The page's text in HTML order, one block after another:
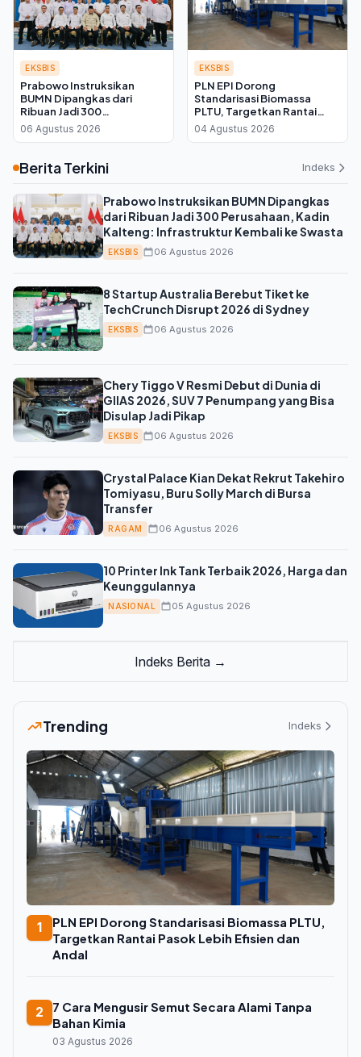
EKSBIS
Prabowo Instruksikan
BUMN Dipangkas dari
Ribuan Jadi 300
Perusahaan, Kadin Kalteng:
Infrastruktur Kembali ke
06 Agustus 2026
EKSBIS
PLN EPI Dorong
Standarisasi Biomassa
PLTU, Targetkan Rantai
Pasok Lebih Efisien dan
Andal
04 Agustus 2026
Berita Terkini Indeks
Prabowo Instruksikan BUMN Dipangkas
dari Ribuan Jadi 300 Perusahaan, Kadin
Kalteng: Infrastruktur Kembali ke Swasta
EKSBIS 06 Agustus 2026
8 Startup Australia Berebut Tiket ke
TechCrunch Disrupt 2026 di Sydney
EKSBIS 06 Agustus 2026
Chery Tiggo V Resmi Debut di Dunia di
GIIAS 2026, SUV 7 Penumpang yang Bisa
Disulap Jadi Pikap
EKSBIS 06 Agustus 2026
Crystal Palace Kian Dekat Rekrut Takehiro
Tomiyasu, Buru Solly March di Bursa
Transfer
RAGAM 06 Agustus 2026
10 Printer Ink Tank Terbaik 2026, Harga dan
Keunggulannya
NASIONAL 05 Agustus 2026
Indeks Berita →
Trending Indeks
1
PLN EPI Dorong Standarisasi Biomassa PLTU,
Targetkan Rantai Pasok Lebih Efisien dan
Andal
2
7 Cara Mengusir Semut Secara Alami Tanpa
Bahan Kimia
03 Agustus 2026